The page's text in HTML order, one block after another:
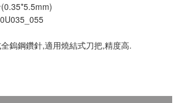
鎢鋼鑽針,適用燒結式刀把,精度高.